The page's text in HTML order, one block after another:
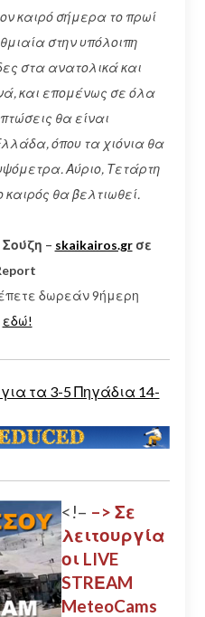
καιρό σήμερα το πρωί
στην υπόλοιπη
στα ανατολικά και
και επομένως σε όλα
θα είναι
όπου τα χιόνια θα
Αύριο, Τετάρτη
θα βελτιωθεί.
– skaikairos.grσε
δωρεάν 9ήμερη
εδώ!
τα 3-5 Πηγάδια 14-
<!– –> Σε
λειτουργία
οι LIVE
STRΕAM
MeteoCams